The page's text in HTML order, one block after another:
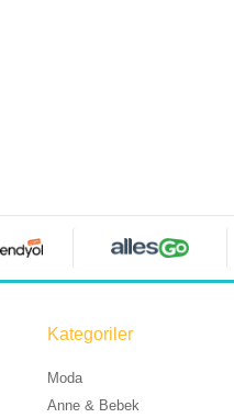
Kategoriler
Moda
Anne & Bebek